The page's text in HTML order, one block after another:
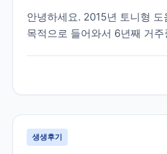
안녕하세요. 2015년 토니형
목적으로 들어와서 6년째 거
시간이 지났네요. 캐나다라는
몰랐던 제가 군 복무중에 수많
이크...
생생후기